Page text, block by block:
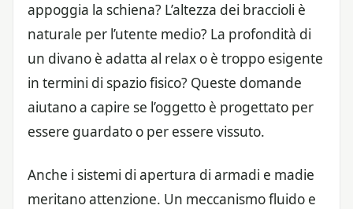
appoggia la schiena? L’altezza dei braccioli è
naturale per l’utente medio? La profondità di
un divano è adatta al relax o è troppo esigente
in termini di spazio fisico? Queste domande
aiutano a capire se l’oggetto è progettato per
essere guardato o per essere vissuto.
Anche i sistemi di apertura di armadi e madie
meritano attenzione. Un meccanismo fluido e